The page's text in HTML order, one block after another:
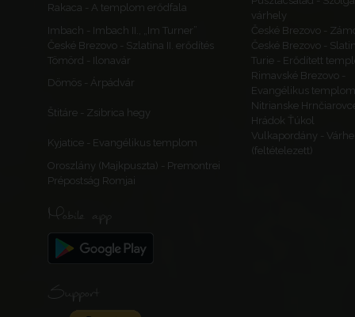
Rakaca - A templom erődfala
várhely
Imbach - Imbach II., „Im Turner”
České Brezovo -
České Brezovo - Szlatina II. erődítés
České Brezovo -
Tömörd - Ilonavár
Turie - Erődített
Dömös - Árpádvár
Rimavské Brezovo -
Evangélikus templom
Štitáre - Zsibrica hegy
Nitrianske
Hrádok Ťúkol
Kyjatice - Evangélikus templom
Vulkapordány -
(feltételezett)
Oroszlány (Majkpuszta) - Premontrei
Prépostság Romjai
Mobile app
Support